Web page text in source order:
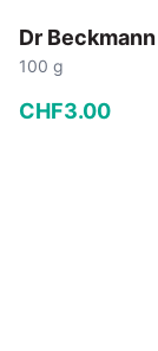
Dr
100 g
CHF3.00